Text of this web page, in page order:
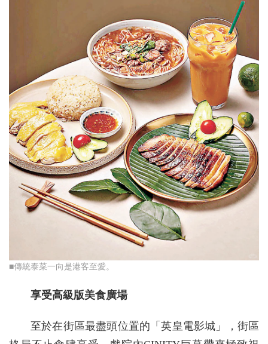
■傳統泰菜一向是港客至愛。
享受高級版美食廣場
至於在街區最盡頭位置的「英皇電影城」，街區